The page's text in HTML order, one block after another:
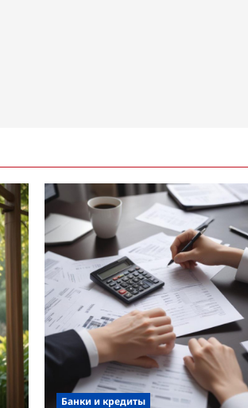
Банки и кредиты